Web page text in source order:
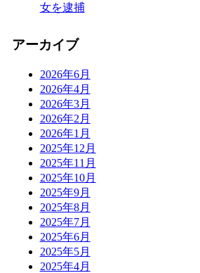
女を逮捕
アーカイブ
2026年6月
2026年4月
2026年3月
2026年2月
2026年1月
2025年12月
2025年11月
2025年10月
2025年9月
2025年8月
2025年7月
2025年6月
2025年5月
2025年4月